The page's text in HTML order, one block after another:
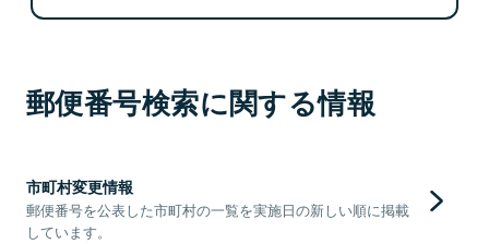
郵便番号検索に関する情報
市町村変更情報
郵便番号を公表した市町村の一覧を実施日の新しい順に掲載
しています。